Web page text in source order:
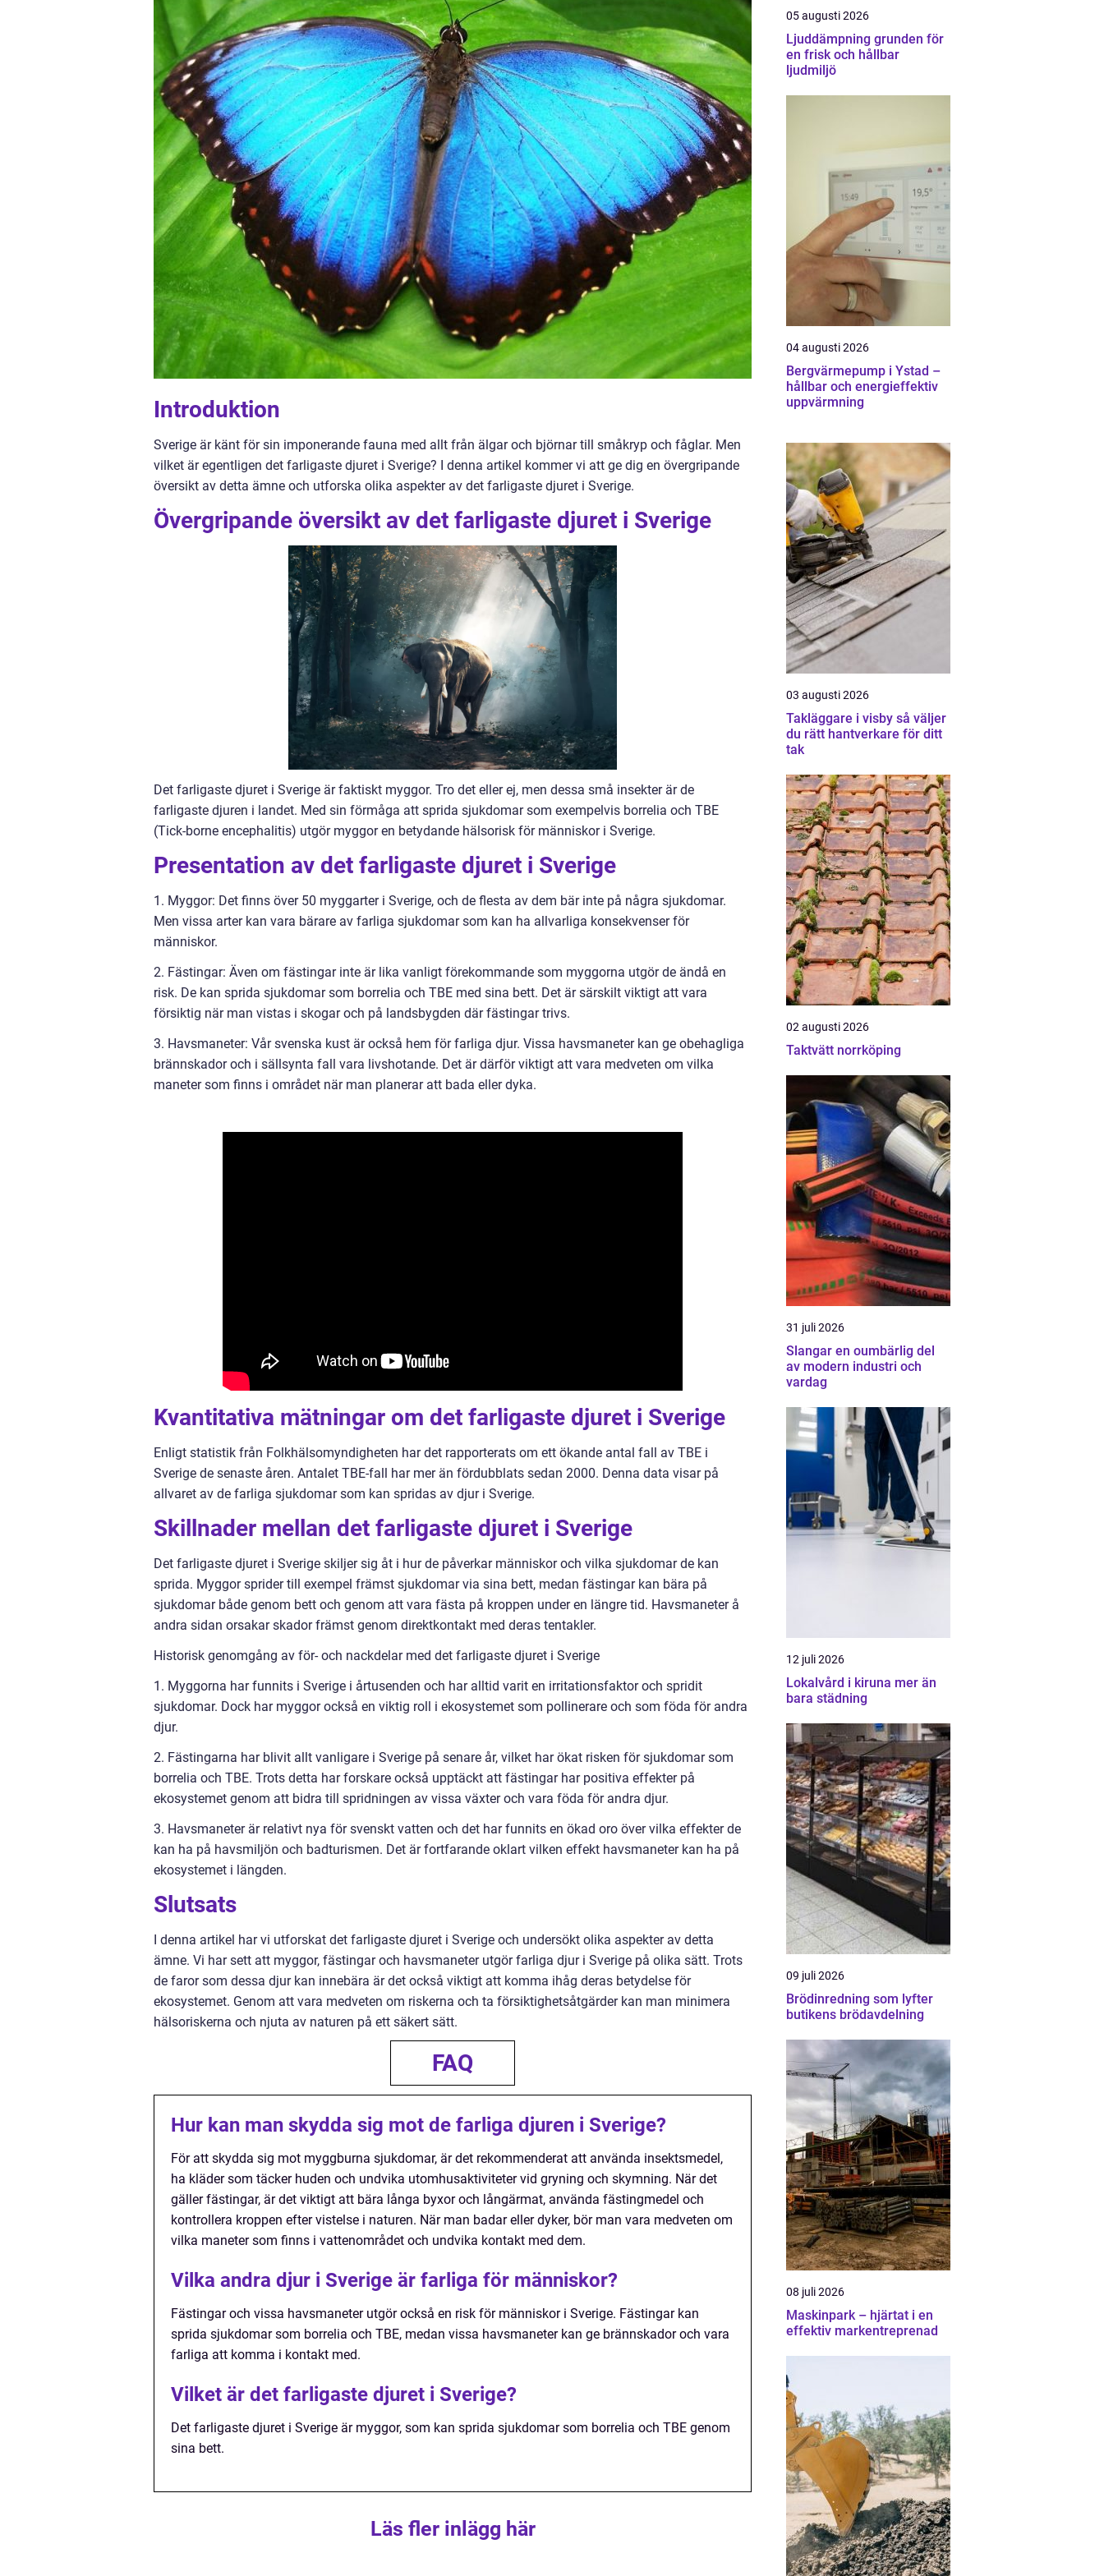
Introduktion
Sverige är känt för sin imponerande fauna med allt från älgar och björnar till småkryp och fåglar. Men
vilket är egentligen det farligaste djuret i Sverige? I denna artikel kommer vi att ge dig en övergripande
översikt av detta ämne och utforska olika aspekter av det farligaste djuret i Sverige.
Övergripande översikt av det farligaste djuret i Sverige
Det farligaste djuret i Sverige är faktiskt myggor. Tro det eller ej, men dessa små insekter är de
farligaste djuren i landet. Med sin förmåga att sprida sjukdomar som exempelvis borrelia och TBE
(Tick-borne encephalitis) utgör myggor en betydande hälsorisk för människor i Sverige.
Presentation av det farligaste djuret i Sverige
1. Myggor: Det finns över 50 myggarter i Sverige, och de flesta av dem bär inte på några sjukdomar.
Men vissa arter kan vara bärare av farliga sjukdomar som kan ha allvarliga konsekvenser för
människor.
2. Fästingar: Även om fästingar inte är lika vanligt förekommande som myggorna utgör de ändå en
risk. De kan sprida sjukdomar som borrelia och TBE med sina bett. Det är särskilt viktigt att vara
försiktig när man vistas i skogar och på landsbygden där fästingar trivs.
3. Havsmaneter: Vår svenska kust är också hem för farliga djur. Vissa havsmaneter kan ge obehagliga
brännskador och i sällsynta fall vara livshotande. Det är därför viktigt att vara medveten om vilka
maneter som finns i området när man planerar att bada eller dyka.
Kvantitativa mätningar om det farligaste djuret i Sverige
Enligt statistik från Folkhälsomyndigheten har det rapporterats om ett ökande antal fall av TBE i
Sverige de senaste åren. Antalet TBE-fall har mer än fördubblats sedan 2000. Denna data visar på
allvaret av de farliga sjukdomar som kan spridas av djur i Sverige.
Skillnader mellan det farligaste djuret i Sverige
Det farligaste djuret i Sverige skiljer sig åt i hur de påverkar människor och vilka sjukdomar de kan
sprida. Myggor sprider till exempel främst sjukdomar via sina bett, medan fästingar kan bära på
sjukdomar både genom bett och genom att vara fästa på kroppen under en längre tid. Havsmaneter å
andra sidan orsakar skador främst genom direktkontakt med deras tentakler.
Historisk genomgång av för- och nackdelar med det farligaste djuret i Sverige
1. Myggorna har funnits i Sverige i årtusenden och har alltid varit en irritationsfaktor och spridit
sjukdomar. Dock har myggor också en viktig roll i ekosystemet som pollinerare och som föda för andra
djur.
2. Fästingarna har blivit allt vanligare i Sverige på senare år, vilket har ökat risken för sjukdomar som
borrelia och TBE. Trots detta har forskare också upptäckt att fästingar har positiva effekter på
ekosystemet genom att bidra till spridningen av vissa växter och vara föda för andra djur.
3. Havsmaneter är relativt nya för svenskt vatten och det har funnits en ökad oro över vilka effekter de
kan ha på havsmiljön och badturismen. Det är fortfarande oklart vilken effekt havsmaneter kan ha på
ekosystemet i längden.
Slutsats
I denna artikel har vi utforskat det farligaste djuret i Sverige och undersökt olika aspekter av detta
ämne. Vi har sett att myggor, fästingar och havsmaneter utgör farliga djur i Sverige på olika sätt. Trots
de faror som dessa djur kan innebära är det också viktigt att komma ihåg deras betydelse för
ekosystemet. Genom att vara medveten om riskerna och ta försiktighetsåtgärder kan man minimera
hälsoriskerna och njuta av naturen på ett säkert sätt.
FAQ
Hur kan man skydda sig mot de farliga djuren i Sverige?
För att skydda sig mot myggburna sjukdomar, är det rekommenderat att använda insektsmedel,
ha kläder som täcker huden och undvika utomhusaktiviteter vid gryning och skymning. När det
gäller fästingar, är det viktigt att bära långa byxor och långärmat, använda fästingmedel och
kontrollera kroppen efter vistelse i naturen. När man badar eller dyker, bör man vara medveten om
vilka maneter som finns i vattenområdet och undvika kontakt med dem.
Vilka andra djur i Sverige är farliga för människor?
Fästingar och vissa havsmaneter utgör också en risk för människor i Sverige. Fästingar kan
sprida sjukdomar som borrelia och TBE, medan vissa havsmaneter kan ge brännskador och vara
farliga att komma i kontakt med.
Vilket är det farligaste djuret i Sverige?
Det farligaste djuret i Sverige är myggor, som kan sprida sjukdomar som borrelia och TBE genom
sina bett.
Läs fler inlägg här
05 augusti 2026
Ljuddämpning grunden för
en frisk och hållbar
ljudmiljö
04 augusti 2026
Bergvärmepump i Ystad –
hållbar och energieffektiv
uppvärmning
03 augusti 2026
Takläggare i visby så väljer
du rätt hantverkare för ditt
tak
02 augusti 2026
Taktvätt norrköping
31 juli 2026
Slangar en oumbärlig del
av modern industri och
vardag
12 juli 2026
Lokalvård i kiruna mer än
bara städning
09 juli 2026
Brödinredning som lyfter
butikens brödavdelning
08 juli 2026
Maskinpark – hjärtat i en
effektiv markentreprenad